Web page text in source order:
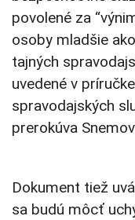
povolené za
osoby mladšie
tajných
uvedené v
spravodajských
prerokúva
Dokument tiež
sa budú môcť